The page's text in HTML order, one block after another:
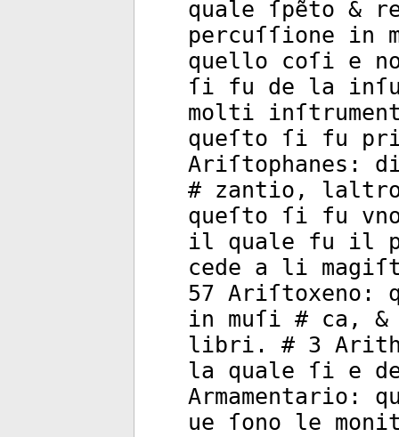
quale ſpẽto &
percuſſione in
quello coſi e
ſi fu de la
molti
queſto ſi fu
Ariſtophanes:
# zantio, laltro
queſto ſi fu
il quale fu il
cede a li
57
in muſi # ca,
libri. # 3
la quale ſi e
Armamentario:
ue ſono le